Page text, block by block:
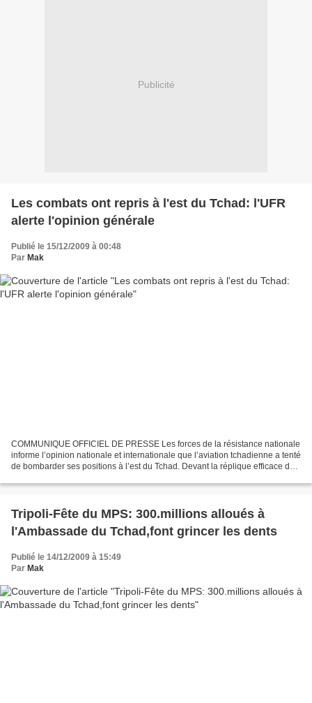
Publicité
Les combats ont repris à l'est du Tchad: l'UFR
alerte l'opinion générale
Publié le 15/12/2009 à 00:48
Par Mak
COMMUNIQUE OFFICIEL DE PRESSE Les forces de la résistance nationale
informe l’opinion nationale et internationale que l’aviation tchadienne a tenté
de bombarder ses positions à l’est du Tchad. Devant la réplique efficace de
Tripoli-Fête du MPS: 300.millions alloués à
l'Ambassade du Tchad,font grincer les dents
Publié le 14/12/2009 à 15:49
Par Mak